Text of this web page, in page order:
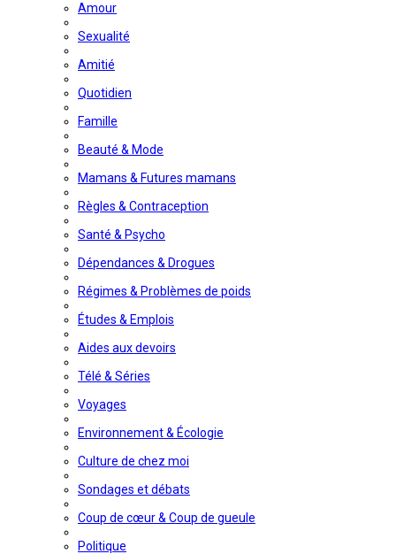
Amour
Sexualité
Amitié
Quotidien
Famille
Beauté & Mode
Mamans & Futures mamans
Règles & Contraception
Santé & Psycho
Dépendances & Drogues
Régimes & Problèmes de poids
Études & Emplois
Aides aux devoirs
Télé & Séries
Voyages
Environnement & Écologie
Culture de chez moi
Sondages et débats
Coup de cœur & Coup de gueule
Politique